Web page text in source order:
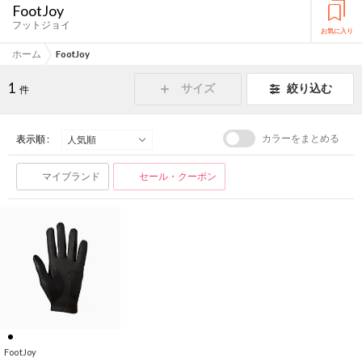
FootJoy
フットジョイ お気に入り
ホーム FootJoy
1 件 サイズ 絞り込む
表示順 : カラーをまとめる
マイブランド セール・クーポン
FootJoy